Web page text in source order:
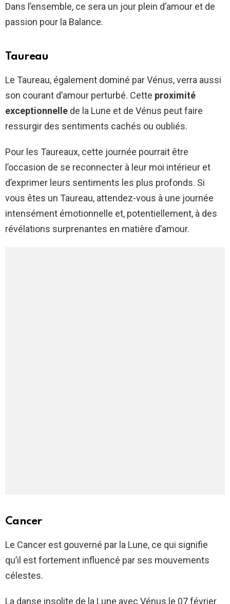
Dans l’ensemble, ce sera un jour plein d’amour et de
passion pour la Balance.
Taureau
Le Taureau, également dominé par Vénus, verra aussi
son courant d’amour perturbé. Cette proximité
exceptionnelle de la Lune et de Vénus peut faire
ressurgir des sentiments cachés ou oubliés.
Pour les Taureaux, cette journée pourrait être
l’occasion de se reconnecter à leur moi intérieur et
d’exprimer leurs sentiments les plus profonds. Si
vous êtes un Taureau, attendez-vous à une journée
intensément émotionnelle et, potentiellement, à des
révélations surprenantes en matière d’amour.
Cancer
Le Cancer est gouverné par la Lune, ce qui signifie
qu’il est fortement influencé par ses mouvements
célestes.
La danse insolite de la Lune avec Vénus le 07 février